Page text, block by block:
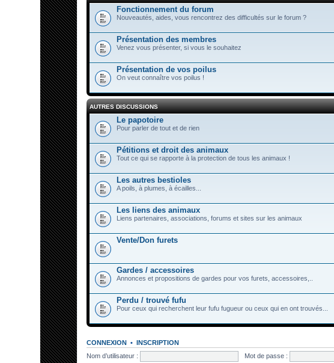
Fonctionnement du forum
Nouveautés, aides, vous rencontrez des difficultés sur le forum ?
Présentation des membres
Venez vous présenter, si vous le souhaitez
Présentation de vos poilus
On veut connaître vos poilus !
AUTRES DISCUSSIONS
Le papotoire
Pour parler de tout et de rien
Pétitions et droit des animaux
Tout ce qui se rapporte à la protection de tous les animaux !
Les autres bestioles
A poils, à plumes, à écailles...
Les liens des animaux
Liens partenaires, associations, forums et sites sur les animaux
Vente/Don furets
Gardes / accessoires
Annonces et propositions de gardes pour vos furets, accessoires,..
Perdu / trouvé fufu
Pour ceux qui recherchent leur fufu fugueur ou ceux qui en ont trouvés...
CONNEXION• INSCRIPTION
Nom d’utilisateur :
Mot de passe :